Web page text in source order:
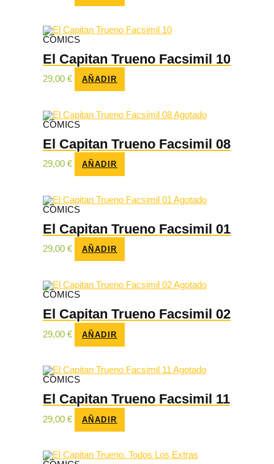
CÓMICS
El Capitan Trueno Facsimil 10
29,00 € AÑADIR
Agotado
CÓMICS
El Capitan Trueno Facsimil 08
29,00 € AÑADIR
Agotado
CÓMICS
El Capitan Trueno Facsimil 01
29,00 € AÑADIR
Agotado
CÓMICS
El Capitan Trueno Facsimil 02
29,00 € AÑADIR
Agotado
CÓMICS
El Capitan Trueno Facsimil 11
29,00 € AÑADIR